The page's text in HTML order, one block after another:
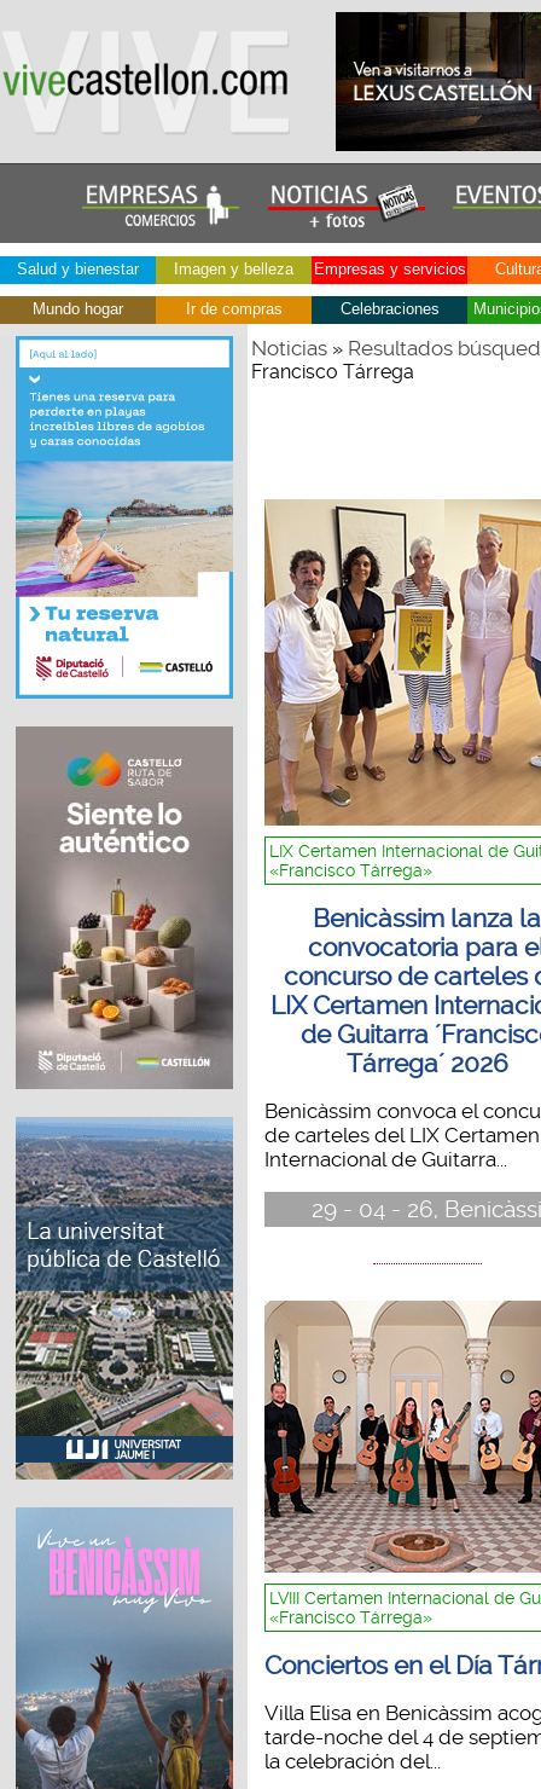
Salud y bienestar Imagen y belleza Empresas y servicios
Mundo hogar Ir de compras Celebraciones
Noticias» Resultados
Francisco Tárrega
LIX Certamen Internacional de
«Francisco Tárrega»
Benicàssim lanza la
convocatoria para
concurso de carteles
LIX Certamen
de Guitarra
Tárrega´ 2026
Benicàssim convoca el
de carteles del LIX Certamen
Internacional de Guitarra...
29 - 04 - 26,
LVIII Certamen Internacional de
«Francisco Tárrega»
Conciertos en el Día
Villa Elisa en Benicàssim
tarde-noche del 4 de
la celebración del...